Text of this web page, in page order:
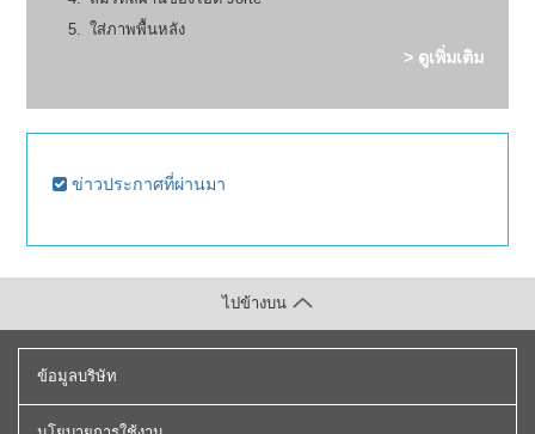
ใส่ภาพพื้นหลัง
> ดูเพิ่มเติม
ข่าวประกาศที่ผ่านมา
ข้อมูลบริษัท
ไปข้างบน